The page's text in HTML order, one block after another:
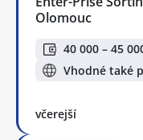
Olomouc
40 000 – 45
Vhodné také
včerejší